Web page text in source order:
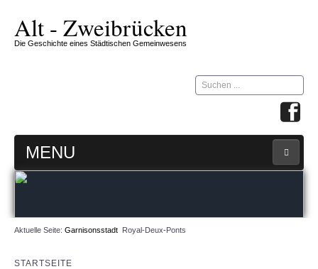
Alt - Zweibrücken
Die Geschichte eines Städtischen Gemeinwesens
Suchen
...
MENU
ZW-ZIRKEL
360 GRAD MAP
Aktuelle Seite: Garnisonsstadt Royal-Deux-Ponts
STARTSEITE